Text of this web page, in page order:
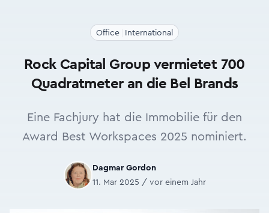
Office International
Rock Capital Group vermietet 700
Quadratmeter an die Bel Brands
Eine Fachjury hat die Immobilie für den
Award Best Workspaces 2025 nominiert.
Dagmar Gordon
11. Mar 2025 / vor einem Jahr